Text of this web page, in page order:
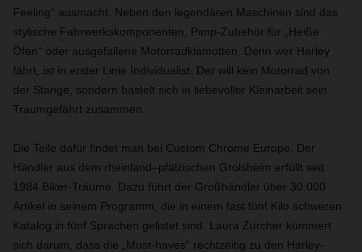
Feeling“ ausmacht: Neben den legendären Maschinen sind das
stylische Fahrwerkskomponenten, Pimp-Zubehör für „Heiße
Öfen“ oder ausgefallene Motorradklamotten. Denn wer Harley
fährt, ist in erster Linie Individualist. Der will kein Motorrad von
der Stange, sondern bastelt sich in liebevoller Kleinarbeit sein
Traumgefährt zusammen.
Die Teile dafür findet man bei Custom Chrome Europe. Der
Händler aus dem rheinland–pfälzischen Grolsheim erfüllt seit
1984 Biker-Träume. Dazu führt der Großhändler über 30.000
Artikel in seinem Programm, die in einem fast fünf Kilo schweren
Katalog in fünf Sprachen gelistet sind. Laura Zurcher kümmert
sich darum, dass die „Must-haves“ rechtzeitig zu den Harley-